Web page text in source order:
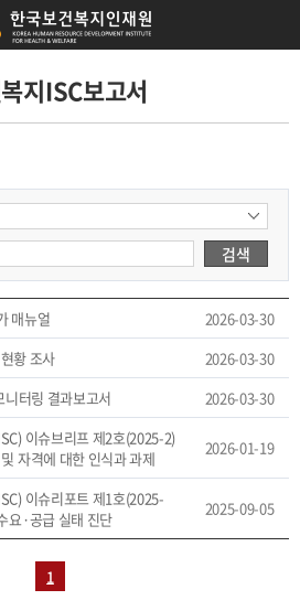
지ISC보고서
검색
매뉴얼
2026-03-30
황 조사
2026-03-30
터링 결과보고서
2026-03-30
이슈브리프 제2호(2025-2)
자격에 대한 인식과 과제
2026-01-19
이슈리포트 제1호(2025-
요·공급 실태 진단
2025-09-05
1